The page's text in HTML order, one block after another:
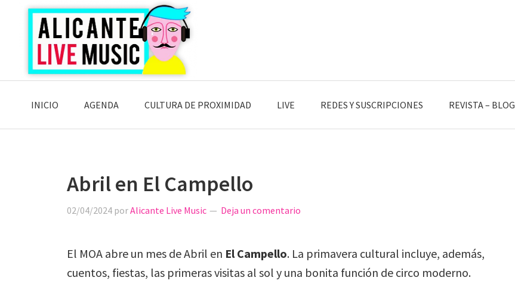
Saltar
navegación
principal
Saltar
contenido
principal
Saltar
lateral
principalINICIO AGENDA CULTURA DE PROXIMIDAD LIVE REDES Y SUSCRIPCIONES REVISTA – BLOG
Abril en El Campello
02/04/2024 porAlicante Live Music Deja un comentario
El MOA abre un mes de Abril en El Campello. La primavera cultural incluye, además,
cuentos, fiestas, las primeras visitas al sol y una bonita función de circo moderno.